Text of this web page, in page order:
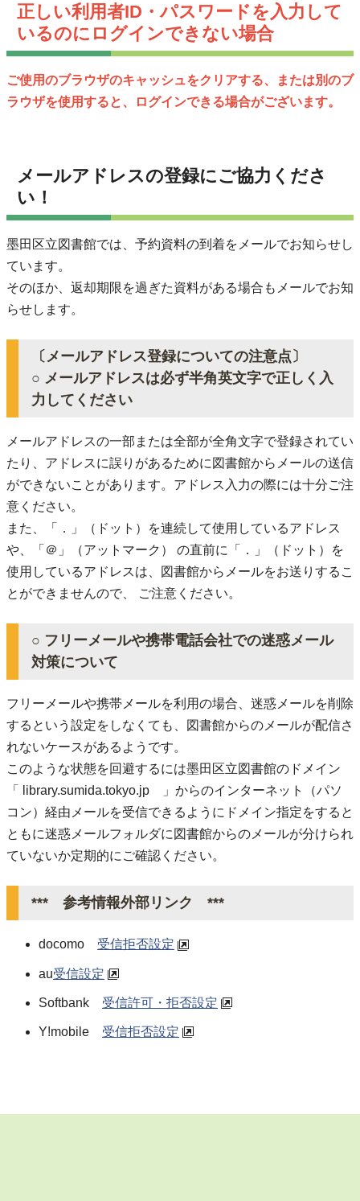
正しい利用者ID・パスワードを入力して
いるのにログインできない場合
ご使用のブラウザのキャッシュをクリアする、または別のブ
ラウザを使用すると、ログインできる場合がございます。
メールアドレスの登録にご協力くださ
い！
墨田区立図書館では、予約資料の到着をメールでお知らせし
ています。
そのほか、返却期限を過ぎた資料がある場合もメールでお知
らせします。
〔メールアドレス登録についての注意点〕
○ メールアドレスは必ず半角英文字で正しく入
力してください
メールアドレスの一部または全部が全角文字で登録されてい
たり、アドレスに誤りがあるために図書館からメールの送信
ができないことがあります。アドレス入力の際には十分ご注
意ください。
また、「．」（ドット）を連続して使用しているアドレス
や、「＠」（アットマーク） の直前に「．」（ドット）を
使用しているアドレスは、図書館からメールをお送りするこ
とができませんので、 ご注意ください。
○ フリーメールや携帯電話会社での迷惑メール
対策について
フリーメールや携帯メールを利用の場合、迷惑メールを削除
するという設定をしなくても、図書館からのメールが配信さ
れないケースがあるようです。
このような状態を回避するには墨田区立図書館のドメイン
「 library.sumida.tokyo.jp 」からのインターネット（パソ
コン）経由メールを受信できるようにドメイン指定をすると
ともに迷惑メールフォルダに図書館からのメールが分けられ
ていないか定期的にご確認ください。
*** 参考情報外部リンク ***
docomo 受信拒否設定
au受信設定
Softbank 受信許可・拒否設定
Y!mobile 受信拒否設定